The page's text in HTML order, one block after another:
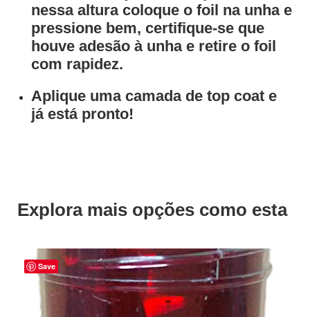
nessa altura coloque o foil na unha e
pressione bem, certifique-se que
houve adesão à unha e retire o foil
com rapidez.
Aplique uma camada de top coat e
já está pronto!
Explora mais opções como esta
Save